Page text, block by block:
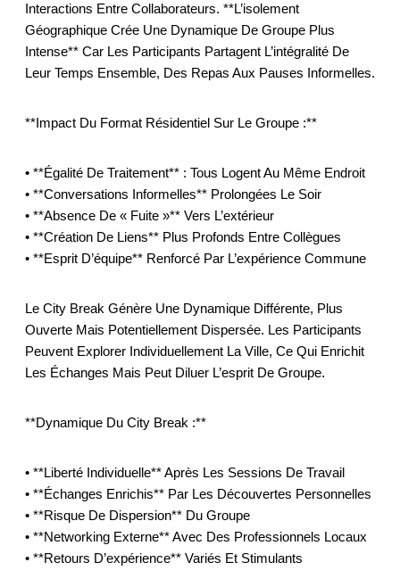
Interactions Entre Collaborateurs. **L’isolement
Géographique Crée Une Dynamique De Groupe Plus
Intense** Car Les Participants Partagent L’intégralité De
Leur Temps Ensemble, Des Repas Aux Pauses Informelles.
**Impact Du Format Résidentiel Sur Le Groupe :**
• **Égalité De Traitement** : Tous Logent Au Même Endroit
• **Conversations Informelles** Prolongées Le Soir
• **Absence De « Fuite »** Vers L’extérieur
• **Création De Liens** Plus Profonds Entre Collègues
• **Esprit D’équipe** Renforcé Par L’expérience Commune
Le City Break Génère Une Dynamique Différente, Plus
Ouverte Mais Potentiellement Dispersée. Les Participants
Peuvent Explorer Individuellement La Ville, Ce Qui Enrichit
Les Échanges Mais Peut Diluer L’esprit De Groupe.
**Dynamique Du City Break :**
• **Liberté Individuelle** Après Les Sessions De Travail
• **Échanges Enrichis** Par Les Découvertes Personnelles
• **Risque De Dispersion** Du Groupe
• **Networking Externe** Avec Des Professionnels Locaux
• **Retours D’expérience** Variés Et Stimulants